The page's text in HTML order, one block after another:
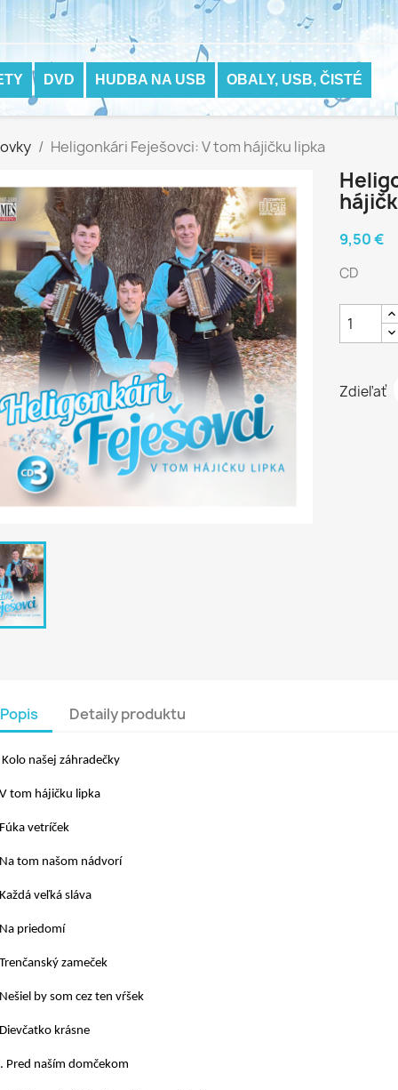
DVD HUDBA NA USB OBALY, USB, ČISTÉ
Heligonkári Feješovci: V tom hájičku lipka
9,50 €
CD
Zdieľať
Popis Detaily produktu
našej záhradečky
tom hájičku lipka
vetríček
tom našom nádvorí
veľká sláva
priedomí
zameček
by som cez ten vŕšek
krásne
Pred naším domčekom